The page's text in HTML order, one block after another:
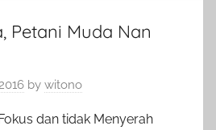
Petani Muda Nan
by witono
dan tidak Menyerah